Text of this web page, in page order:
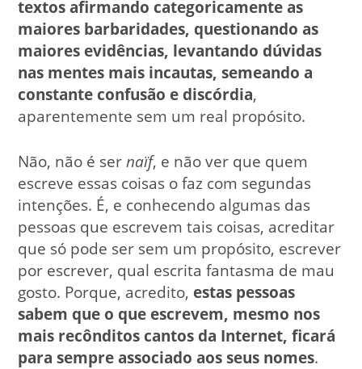
textos afirmando categoricamente as
maiores barbaridades, questionando as
maiores evidências, levantando dúvidas
nas mentes mais incautas, semeando a
constante confusão e discórdia,
aparentemente sem um real propósito.
Não, não é sernaïf, e não ver que quem
escreve essas coisas o faz com segundas
intenções. É, e conhecendo algumas das
pessoas que escrevem tais coisas, acreditar
que só pode ser sem um propósito, escrever
por escrever, qual escrita fantasma de mau
gosto. Porque, acredito, estas pessoas
sabem que o que escrevem, mesmo nos
mais recônditos cantos da Internet, ficará
para sempre associado aos seus nomes.